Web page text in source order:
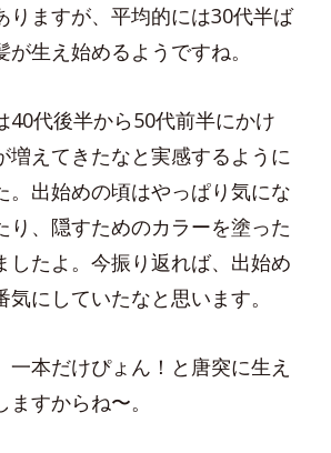
りますが、平均的には30代半ば
が生え始めるようですね。
40代後半から50代前半にかけ
増えてきたなと実感するように
。出始めの頃はやっぱり気にな
り、隠すためのカラーを塗った
したよ。今振り返れば、出始め
気にしていたなと思います。
一本だけぴょん！と唐突に生え
すからね〜。